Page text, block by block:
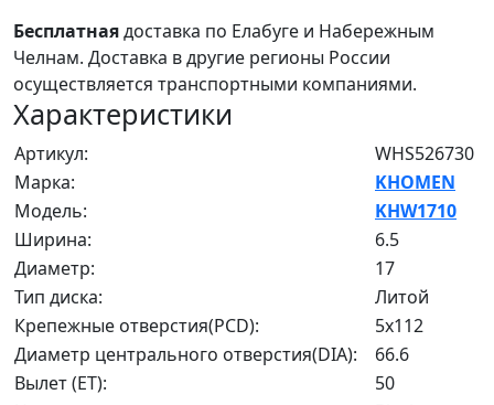
Бесплатнаядоставка по Елабуге и Набережным
Челнам. Доставка в другие регионы России
осуществляется транспортными компаниями.
Характеристики
Артикул:
WHS526730
Марка:
KHOMEN
Модель:
KHW1710
Ширина:
6.5
Диаметр:
17
Тип диска:
Литой
Крепежные отверстия(PCD):
5x112
Диаметр центрального отверстия(DIA):
66.6
Вылет (ET):
50